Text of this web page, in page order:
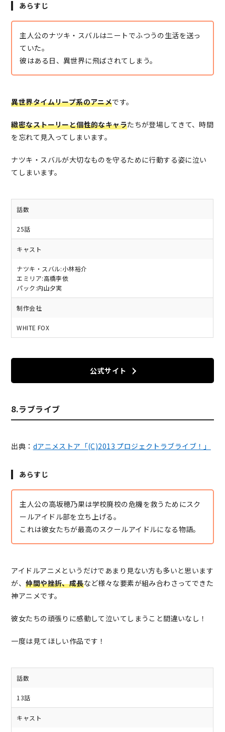
あらすじ
主人公のナツキ・スバルはニートでふつうの生活を送っ
ていた。
彼はある日、異世界に飛ばされてしまう。
異世界タイムリープ系のアニメです。
緻密なストーリーと個性的なキャラたちが登場してきて、時間
を忘れて見入ってしまいます。
ナツキ・スバルが大切なものを守るために行動する姿に泣い
てしまいます。
話数
25話
キャスト
ナツキ・スバル:小林裕介
エミリア:高橋李依
パック:内山夕実
制作会社
WHITE FOX
公式サイト
8.ラブライブ
出典： dアニメストア「(C)2013 プロジェクトラブライブ！」
あらすじ
主人公の高坂穂乃果は学校廃校の危機を救うためにスク
ールアイドル部を立ち上げる。
これは彼女たちが最高のスクールアイドルになる物語。
アイドルアニメというだけであまり見ない方も多いと思います
が、仲間や挫折、成長など様々な要素が組み合わさってできた
神アニメです。
彼女たちの頑張りに感動して泣いてしまうこと間違いなし！
一度は見てほしい作品です！
話数
13話
キャスト